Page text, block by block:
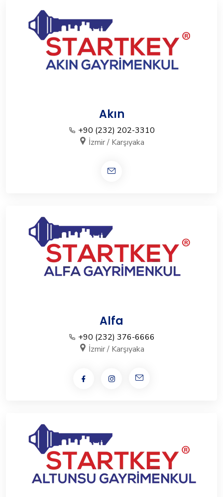
Akın
+90 (232) 202-3310
İzmir / Karşıyaka
Alfa
+90 (232) 376-6666
İzmir / Karşıyaka